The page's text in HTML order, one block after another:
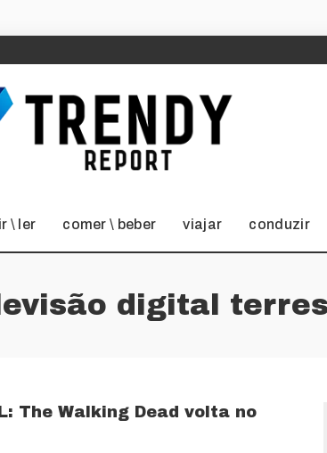
\ ler comer \ beber viajar conduzir
digital
The Walking Dead volta no